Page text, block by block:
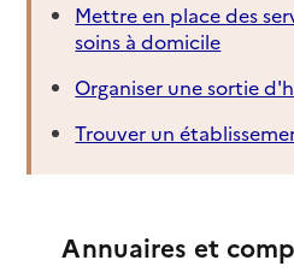
Mettre en place des
soins à domicile
Organiser une sortie
Trouver un
Annuaires et